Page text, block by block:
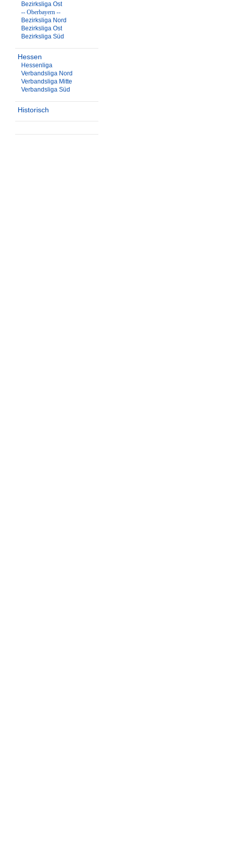
Bezirksliga Ost
-- Oberbayern --
Bezirksliga Nord
Bezirksliga Ost
Bezirksliga Süd
Hessen
Hessenliga
Verbandsliga Nord
Verbandsliga Mitte
Verbandsliga Süd
Historisch